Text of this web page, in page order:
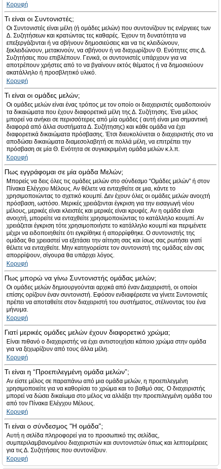
Κορυφή
Τι είναι οι Συντονιστές;
Οι Συντονιστές είναι μέλη (ή ομάδες μελών) που συντονίζουν τις ενέργειες των
Δ. Συζητήσεων και κρατώντας τες καθαρές. Έχουν τη δυνατότητα να
επεξεργάζονται ή να σβήνουν δημοσιεύσεις και να τις κλειδώνουν,
ξεκλειδώνουν, μετακινούν, να σβήνουν ή να διαχωρίζουν Θ. Ενότητες στις Δ.
Συζητήσεις που επιβλέπουν. Γενικά, οι συντονιστές υπάρχουν για να
αποτρέπουν χρήστες από το να βγαίνουν εκτός θέματος ή να δημοσιεύουν
ακατάλληλο ή προσβλητικό υλικό.
Κορυφή
Τι είναι οι ομάδες μελών;
Οι ομάδες μελών είναι ένας τρόπος με τον οποίο οι διαχειριστές ομαδοποιούν
τα δικαιώματα που έχουν διαφορετικά μέλη της Δ. Συζήτησης. Ένα μέλος
μπορεί να ανήκει σε περισσότερες από μία ομάδες ( αυτή είναι μια σημαντική
διαφορά από άλλα συστήματα Δ. Συζήτησης) και κάθε ομάδα να έχει
διαφορετικά δικαιώματα πρόσβασης. Έτσι διευκολύνεται ο διαχειριστής στο να
αποδώσει δικαιώματα διαμεσολαβητή σε πολλά μέλη, να επιτρέπει την
πρόσβαση σε μία Θ. Ενότητα σε συγκεκριμένη ομάδα μελών κ.λ.π.
Κορυφή
Πως εγγράφομαι σε μία ομάδα Μελών;
Μπορείς να δεις όλες τις ομάδες μελών στο σύνδεσμο “Ομάδες μελών” ή στον
Πίνακα Ελέγχου Μέλους. Αν θέλετε να ενταχθείτε σε μια, κάντε το
χρησιμοποιώντας το σχετικό κουμπί. Δεν έχουν όλες οι ομάδες μελών ανοιχτή
πρόσβαση, ωστόσο. Μερικές χρειάζονται έγκριση για την εισαγωγή νέου
μέλους, μερικές είναι κλειστές και μερικές είναι κρυφές. Αν η ομάδα είναι
ανοιχτή, μπορείτε να ενταχθείτε χρησιμοποιώντας το κατάλληλο κουμπί. Αν
χρειάζεται έγκριση τότε χρησιμοποιήστε το κατάλληλο κουμπί και περιμένετε
μέχρι να ειδοποιηθείτε ότι εγκρίθηκε ή απορρίφθηκε. Ο συντονιστής της
ομάδας θα χρειαστεί να εξετάσει την αίτηση σας και ίσως σας ρωτήσει γιατί
θέλετε να ενταχθείτε. Μην κατηγορείστε τον συντονιστή της ομάδας εάν σας
απορρίψουν, σίγουρα θα υπάρχει λόγος.
Κορυφή
Πως μπορώ να γίνω Συντονιστής ομάδας μελών;
Οι ομάδες μελών δημιουργούνται αρχικά από έναν Διαχειριστή, οι οποίοι
επίσης ορίζουν έναν συντονιστή. Εφόσον ενδιαφέρεστε να γίνετε Συντονιστές
πρέπει να αποταθείτε στον διαχειριστή του συστήματος, στέλνοντας του ένα
μήνυμα.
Κορυφή
Γιατί μερικές ομάδες μελών έχουν διαφορετικό χρώμα;
Είναι πιθανό ο διαχειριστής να έχει αντιστοιχήσει κάποιο χρώμα στην ομάδα
για να ξεχωρίζουν από τους άλλα μέλη.
Κορυφή
Τι είναι η “Προεπιλεγμένη ομάδα μελών”;
Αν είστε μέλος σε παραπάνω από μια ομάδα μελών, η προεπιλεγμένη
χρησιμοποιείτε για να καθορίσει το χρώμα και το βαθμό σας. Ο διαχειριστής
μπορεί να δώσει δικαίωμα στο μέλος να αλλάξει την προεπιλεγμένη ομάδα του
από τον Πίνακα Ελέγχου Μέλους.
Κορυφή
Τι είναι ο σύνδεσμος "Η ομάδα”;
Αυτή η σελίδα πληροφορεί για το προσωπικό της σελίδας,
συμπεριλαμβανομένου διαχειριστών και συντονιστών όπως και λεπτομέρειες
για τις Δ. Συζητήσεις που συντονίζουν.
Κορυφή